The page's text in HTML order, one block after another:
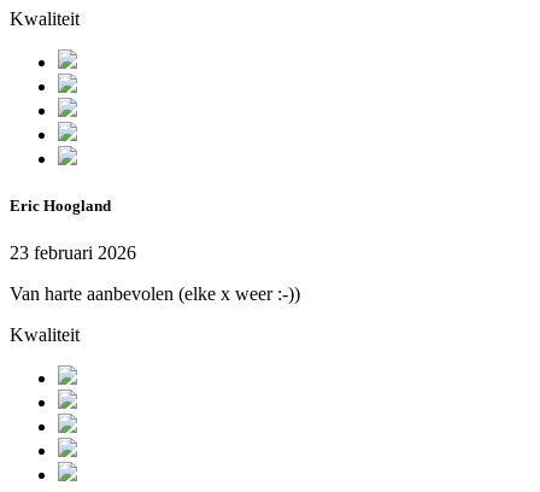
Kwaliteit
Eric Hoogland
23 februari 2026
Van harte aanbevolen (elke x weer :-))
Kwaliteit